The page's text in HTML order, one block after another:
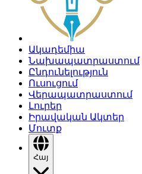
Ակադեմիա
Նախապատրաստում
Ընդունելություն
Ուսուցում
Վերապատրաստում
Լուրեր
Իրավական Ակտեր
Մուտք
Հայ